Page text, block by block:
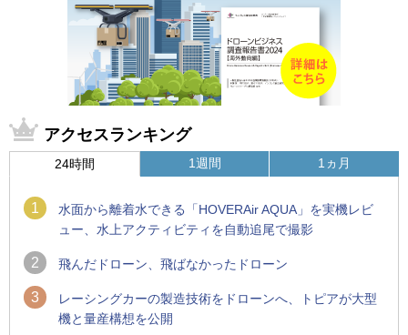
アクセスランキング
24時間
1
水面から離着水できる「HOVERAir AQUA」を実機レビ
ュー、水上アクティビティを自動追尾で撮影
2 飛んだドローン、飛ばなかったドローン
3
レーシングカーの製造技術をドローンへ、トピアが大型
機と量産構想を公開
1週間 1ヵ月